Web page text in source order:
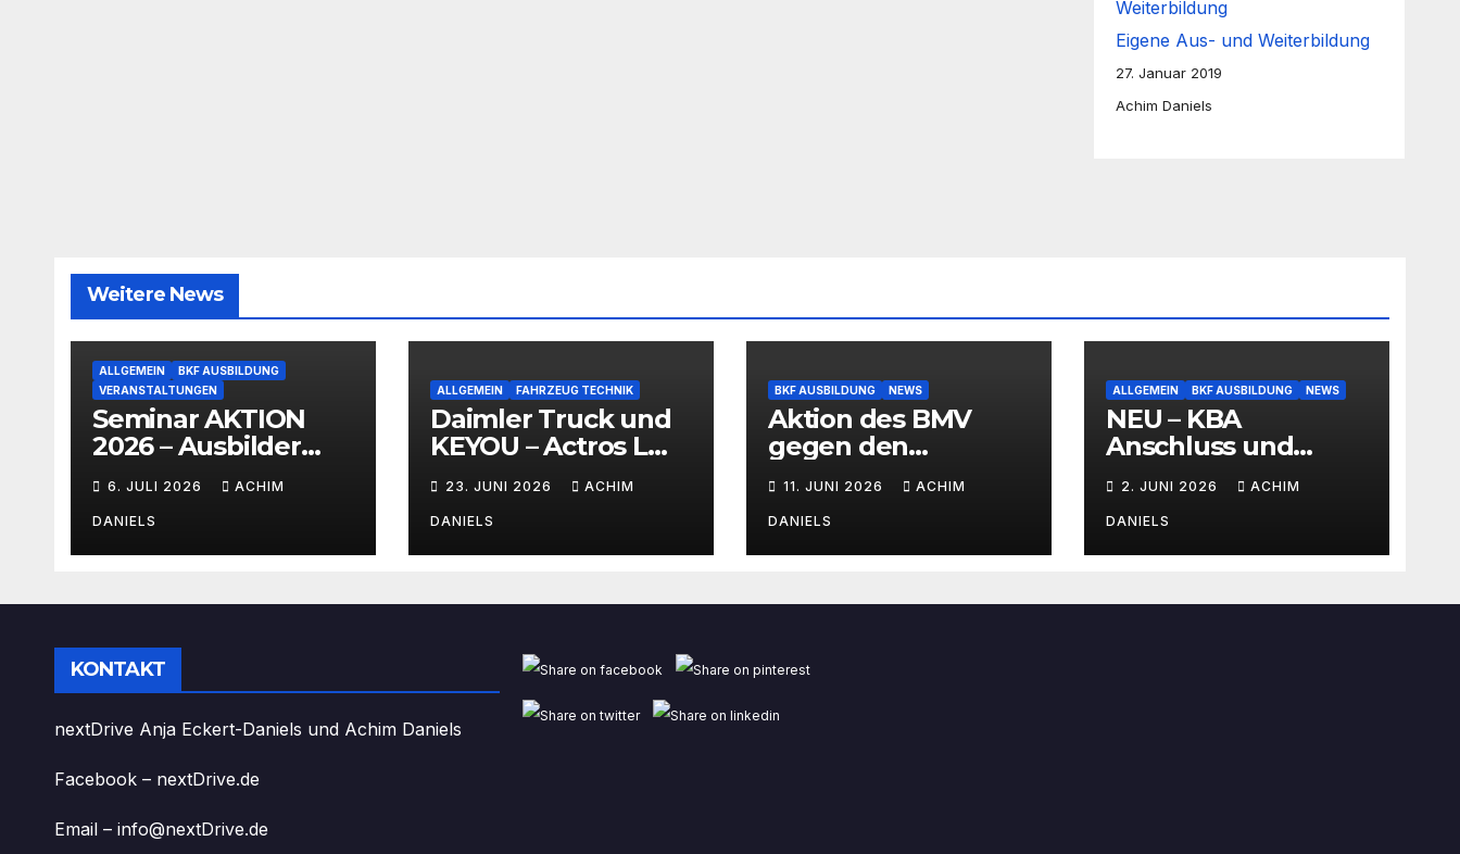
Eigene Aus- und Weiterbildung
27. Januar 2019
Achim Daniels
Weitere News
ALLGEMEIN
BKF AUSBILDUNG
VERANSTALTUNGEN
Seminar AKTION
2026 – Ausbilder
ab 399€!!!
6. JULI 2026 ACHIM
DANIELS
ALLGEMEIN FAHRZEUG TECHNIK
Daimler Truck und
KEYOU – Actros L
Verbrennermotor
23. JUNI 2026 ACHIM
DANIELS
BKF AUSBILDUNG NEWS
Aktion des BMV
gegen den
11. JUNI 2026 ACHIM
DANIELS
ALLGEMEIN BKF AUSBILDUNG NEWS
NEU – KBA
Anschluss und
AKTIONSPREISE!!!
Bis zu 50% RABATT
2. JUNI 2026 ACHIM
DANIELS
KONTAKT
nextDrive Anja Eckert-Daniels und Achim Daniels
Facebook – nextDrive.de
Email – info@nextDrive.de